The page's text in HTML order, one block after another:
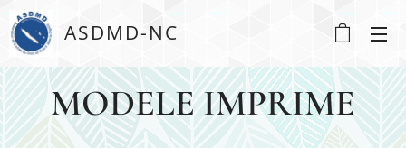
ASDMD-NC
MODELE IMPRIME